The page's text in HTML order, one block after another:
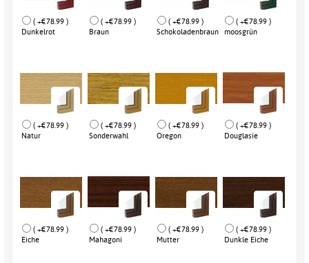
( +€78.99 )
Dunkelrot
( +€78.99 )
Braun
( +€78.99 )
Schokoladenbraun
( +€78.99 )
moosgrün
( +€78.99 )
Natur
( +€78.99 )
Sonderwahl
( +€78.99 )
Oregon
( +€78.99 )
Douglasie
( +€78.99 )
Eiche
( +€78.99 )
Mahagoni
( +€78.99 )
Mutter
( +€78.99 )
Dunkle Eiche